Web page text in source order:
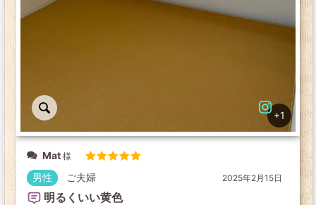
+1
Mat
評価
2025年2月15日
男性 ご夫婦
明るくいい黄色